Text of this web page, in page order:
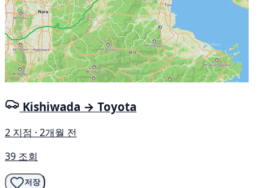
Kishiwada → Toyota
2 지점 · 2개월 전
39 조회
저장